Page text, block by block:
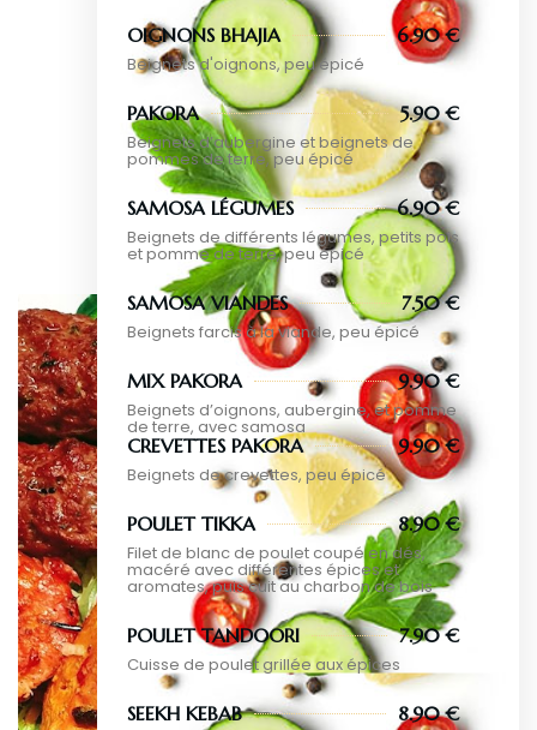
OIGNONS BHAJIA 6.90 €
Beignets d'oignons, peu épicé
PAKORA 5.90 €
Beignets d’aubergine et beignets de
pommes de terre, peu épicé
SAMOSA LÉGUMES 6.90 €
Beignets de différents légumes, petits pois
et pomme de terre, peu épicé
SAMOSA VIANDES 7.50 €
Beignets farcis à la viande, peu épicé
MIX PAKORA 9.90 €
Beignets d’oignons, aubergine, et pomme
de terre, avec samosa
CREVETTES PAKORA 9.90 €
Beignets de crevettes, peu épicé
POULET TIKKA 8.90 €
Filet de blanc de poulet coupé en dés,
macéré avec différentes épices et
aromates, puis cuit au charbon de bois
POULET TANDOORI 7.90 €
Cuisse de poulet grillée aux épices
SEEKH KEBAB 8.90 €